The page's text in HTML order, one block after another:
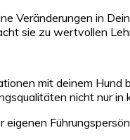
Veränderungen in
sie zu wertvollen
mit deinem
nicht nur in